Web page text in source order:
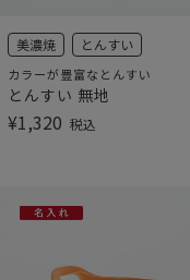
美濃焼 とんすい
カラーが豊富なとんすい
とんすい 無地
¥1,320 税込